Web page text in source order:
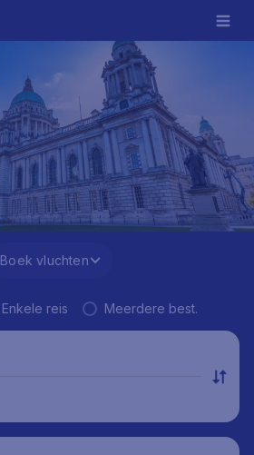
Boek vluchten
Enkele reis Meerdere best.